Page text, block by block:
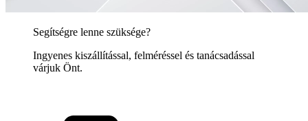
Segítségre lenne szüksége?
Ingyenes kiszállítással, felméréssel és tanácsadással
várjuk Önt.